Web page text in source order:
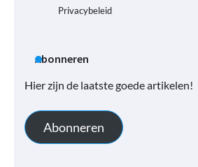
Privacybeleid
Abonneren
Hier zijn de laatste goede artikelen!
Abonneren